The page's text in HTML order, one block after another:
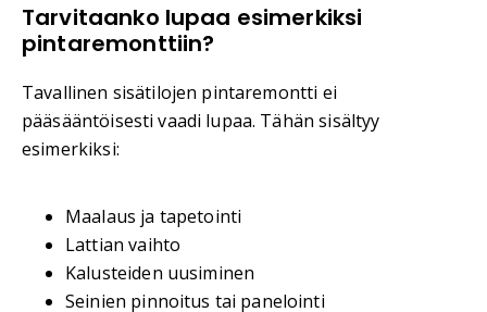
Tarvitaanko lupaa esimerkiksi
pintaremonttiin?
Tavallinen sisätilojen pintaremontti ei
pääsääntöisesti vaadi lupaa. Tähän sisältyy
esimerkiksi:
Maalaus ja tapetointi
Lattian vaihto
Kalusteiden uusiminen
Seinien pinnoitus tai panelointi